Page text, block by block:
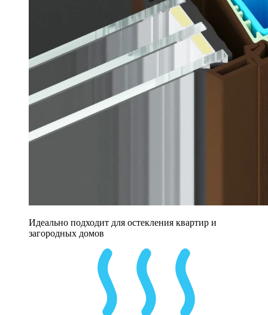
Идеально подходит для остекления квартир и
загородных домов